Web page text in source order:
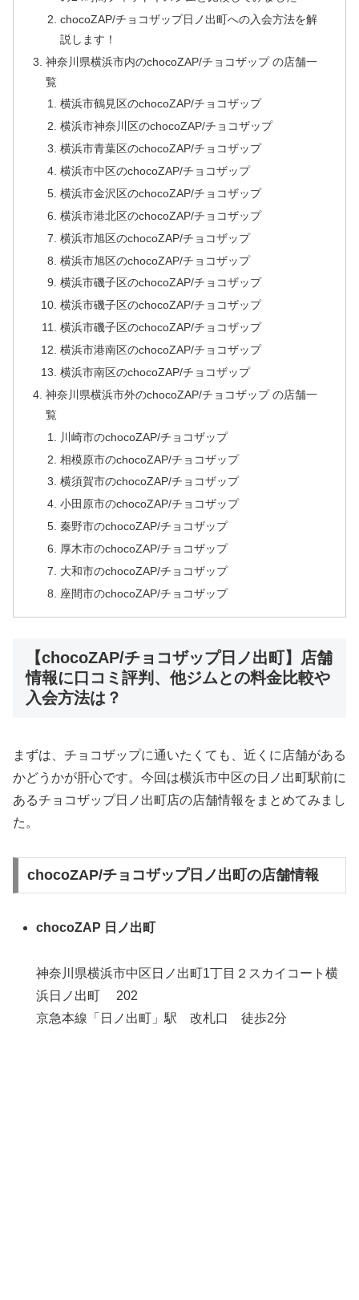
chocoZAP/チョコザップ日ノ出町への入会方法を解
説します！
神奈川県横浜市内のchocoZAP/チョコザップ の店舗一
覧
横浜市鶴見区のchocoZAP/チョコザップ
横浜市神奈川区のchocoZAP/チョコザップ
横浜市青葉区のchocoZAP/チョコザップ
横浜市中区のchocoZAP/チョコザップ
横浜市金沢区のchocoZAP/チョコザップ
横浜市港北区のchocoZAP/チョコザップ
横浜市旭区のchocoZAP/チョコザップ
横浜市旭区のchocoZAP/チョコザップ
横浜市磯子区のchocoZAP/チョコザップ
横浜市磯子区のchocoZAP/チョコザップ
横浜市磯子区のchocoZAP/チョコザップ
横浜市港南区のchocoZAP/チョコザップ
横浜市南区のchocoZAP/チョコザップ
神奈川県横浜市外のchocoZAP/チョコザップ の店舗一
覧
川崎市のchocoZAP/チョコザップ
相模原市のchocoZAP/チョコザップ
横須賀市のchocoZAP/チョコザップ
小田原市のchocoZAP/チョコザップ
秦野市のchocoZAP/チョコザップ
厚木市のchocoZAP/チョコザップ
大和市のchocoZAP/チョコザップ
座間市のchocoZAP/チョコザップ
【chocoZAP/チョコザップ日ノ出町】店舗
情報に口コミ評判、他ジムとの料金比較や
入会方法は？
まずは、チョコザップに通いたくても、近くに店舗がある
かどうかが肝心です。今回は横浜市中区の日ノ出町駅前に
あるチョコザップ日ノ出町店の店舗情報をまとめてみまし
た。
chocoZAP/チョコザップ日ノ出町の店舗情報
chocoZAP 日ノ出町
神奈川県横浜市中区日ノ出町1丁目２スカイコート横
浜日ノ出町 202
京急本線「日ノ出町」駅 改札口 徒歩2分